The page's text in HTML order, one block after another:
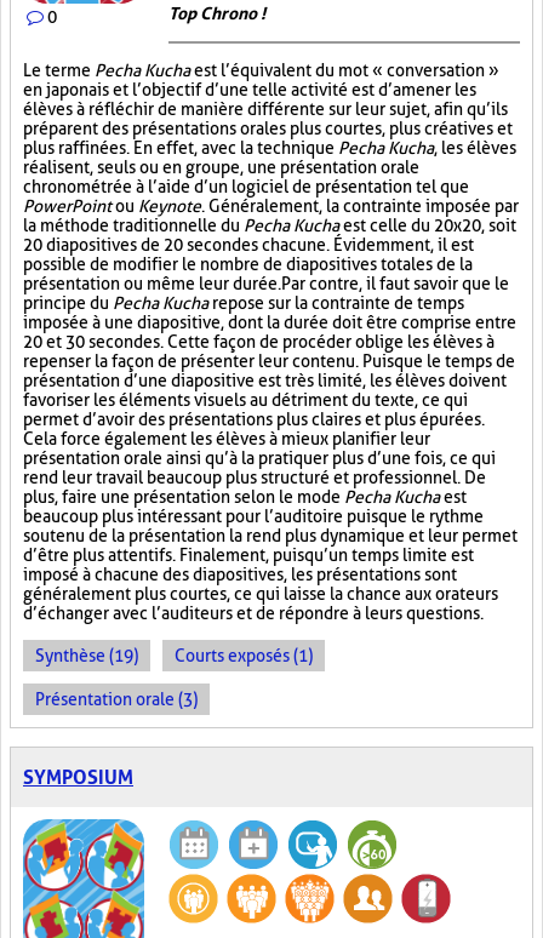
0 Top Chrono !
Le terme Pecha Kuchaest l’équivalent du mot « conversation »
en japonais et l’objectif d’une telle activité est d’amener les
élèves à réfléchir de manière différente sur leur sujet, afin qu’ils
préparent des présentations orales plus courtes, plus créatives et
plus raffinées. En effet, avec la technique Pecha Kucha, les élèves
réalisent, seuls ou en groupe, une présentation orale
chronométrée à l’aide d’un logiciel de présentation tel que
PowerPointou Keynote. Généralement, la contrainte imposée par
la méthode traditionnelle du Pecha Kuchaest celle du 20x20, soit
20 diapositives de 20 secondes chacune. Évidemment, il est
possible de modifier le nombre de diapositives totales de la
présentation ou même leur durée. Par contre, il faut savoir que le
principe du Pecha Kucharepose sur la contrainte de temps
imposée à une diapositive, dont la durée doit être comprise entre
20 et 30 secondes. Cette façon de procéder oblige les élèves à
repenser la façon de présenter leur contenu. Puisque le temps de
présentation d’une diapositive est très limité, les élèves doivent
favoriser les éléments visuels au détriment du texte, ce qui
permet d’avoir des présentations plus claires et plus épurées.
Cela force également les élèves à mieux planifier leur
présentation orale ainsi qu’à la pratiquer plus d’une fois, ce qui
rend leur travail beaucoup plus structuré et professionnel. De
plus, faire une présentation selon le mode Pecha Kuchaest
beaucoup plus intéressant pour l’auditoire puisque le rythme
soutenu de la présentation la rend plus dynamique et leur permet
d’être plus attentifs. Finalement, puisqu’un temps limite est
imposé à chacune des diapositives, les présentations sont
généralement plus courtes, ce qui laisse la chance aux orateurs
d’échanger avec l’auditeurs et de répondre à leurs questions.
Synthèse (19) Courts exposés (1)
Présentation orale (3)
SYMPOSIUM